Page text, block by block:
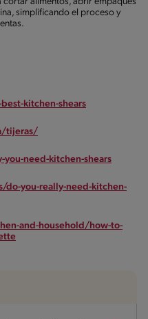
simplificando el proceso y
kitchen-shears
tijeras/
need-kitchen-shears
you-really-need-kitchen-
and-household/how-to-